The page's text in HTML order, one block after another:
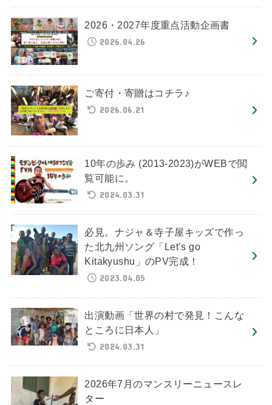
2026・2027年度重点活動企画書
2026.04.26
ご寄付・寄贈はコチラ♪
2026.06.21
10年の歩み (2013-2023)がWEBで閲
覧可能に。
2024.03.31
必見。ナジャ＆寺子屋キッズで作っ
た北九州ソング「Let’s go
Kitakyushu」のPV完成！
2023.04.05
出演動画「世界の村で発見！こんな
ところに日本人」
2024.03.31
2026年7月のマンスリーニュースレ
ター